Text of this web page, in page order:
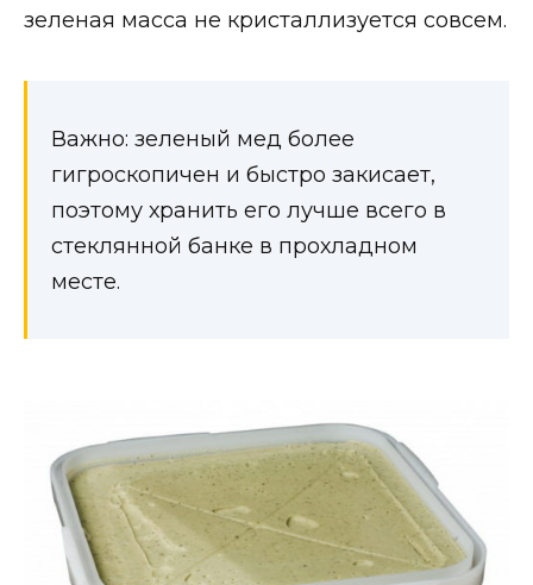
зеленая масса не кристаллизуется совсем.
Важно: зеленый мед более
гигроскопичен и быстро закисает,
поэтому хранить его лучше всего в
стеклянной банке в прохладном
месте.